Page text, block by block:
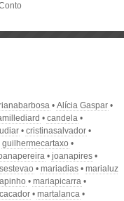
Alícia Gaspar
candela
cristinasalvador
guilhermecartaxo
joanapires
mariadias
marialuz
mariapicarra
martalanca